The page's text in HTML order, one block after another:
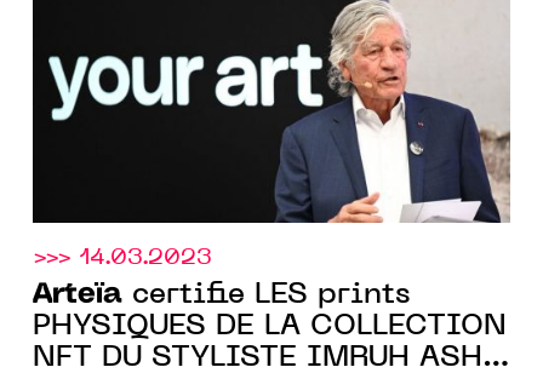
>>> 14.03.2023
Arteïa certifie LES prints
PHYSIQUES DE LA COLLECTION
NFT DU STYLISTE IMRUH ASHA